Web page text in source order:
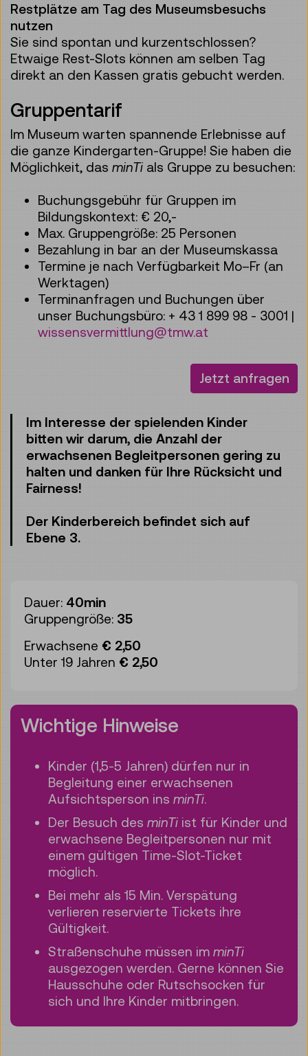
Restplätze am Tag des Museumsbesuchs
nutzen
Sie sind spontan und kurzentschlossen?
Etwaige Rest-Slots können am selben Tag
direkt an den Kassen gratis gebucht werden.
Gruppentarif
Im Museum warten spannende Erlebnisse auf
die ganze Kindergarten-Gruppe! Sie haben die
Möglichkeit, das minTi als Gruppe zu besuchen:
Buchungsgebühr für Gruppen im
Bildungskontext: € 20,-
Max. Gruppengröße: 25 Personen
Bezahlung in bar an der Museumskassa
Termine je nach Verfügbarkeit Mo–Fr (an
Werktagen)
Terminanfragen und Buchungen über
unser Buchungsbüro: + 43 1 899 98 - 3001 |
wissensvermittlung@tmw.at
Jetzt anfragen
Im Interesse der spielenden Kinder
bitten wir darum, die Anzahl der
erwachsenen Begleitpersonen gering zu
halten und danken für Ihre Rücksicht und
Fairness!
Der Kinderbereich befindet sich auf
Ebene 3.
Dauer: 40min
Gruppengröße: 35
Erwachsene € 2,50
Unter 19 Jahren € 2,50
Wichtige Hinweise
Kinder (1,5-5 Jahren) dürfen nur in
Begleitung einer erwachsenen
Aufsichtsperson ins minTi.
Der Besuch des minTi ist für Kinder und
erwachsene Begleitpersonen nur mit
einem gültigen Time-Slot-Ticket
möglich.
Bei mehr als 15 Min. Verspätung
verlieren reservierte Tickets ihre
Gültigkeit.
Straßenschuhe müssen im minTi
ausgezogen werden. Gerne können Sie
Hausschuhe oder Rutschsocken für
sich und Ihre Kinder mitbringen.